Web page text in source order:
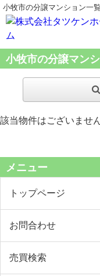
小牧市の分譲マンション一
小牧市の分譲マン
該当物件はございません
メニュー
トップページ
お問合わせ
売買検索